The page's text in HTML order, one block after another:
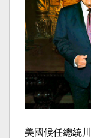
美國候任總統